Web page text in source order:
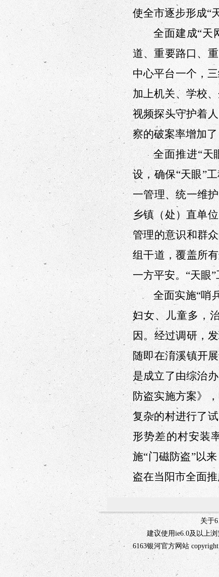
使全市逐步形成“
全面建成“天
道、重要路口、
中心平台一个，
加上机关、学校
视频探头守护着
察的破案率增加
全面推进“天
设，确保“天眼”
一管理、统一维
乡镇（处）直单
管理的意识和群
组干道，覆盖所
一方平安。“天眼
全面实施“哨
妇女、儿童多，
因。经过调研，
随即在淯溪镇开
是成立了由综治
防盗实施方案》
复杂的村进行了
形势差的村安装
施“门磁防盗”以
盗在当阳市全面
关于
建议使用ie6.0及以上
6163银河官方网站